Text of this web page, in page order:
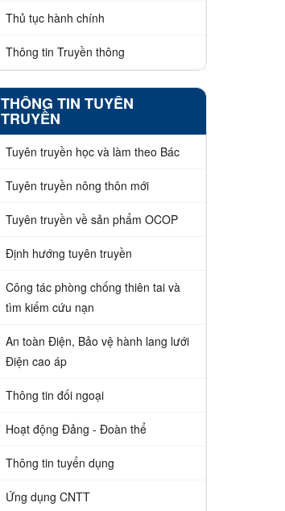
Thủ tục hành chính
Thông tin Truyền thông
THÔNG TIN TUYÊN
TRUYỀN
Tuyên truyền học và làm theo Bác
Tuyên truyền nông thôn mới
Tuyên truyền về sản phẩm OCOP
Định hướng tuyên truyền
Công tác phòng chống thiên tai và
tìm kiếm cứu nạn
An toàn Điện, Bảo vệ hành lang lưới
Điện cao áp
Thông tin đối ngoại
Hoạt động Đảng - Đoàn thể
Thông tin tuyển dụng
Ứng dụng CNTT